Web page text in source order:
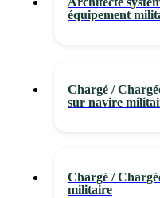
équipement
Chargé /
sur navire
Chargé /
militaire